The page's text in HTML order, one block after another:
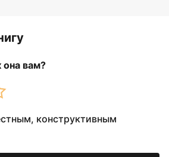
она вам?
конструктивным